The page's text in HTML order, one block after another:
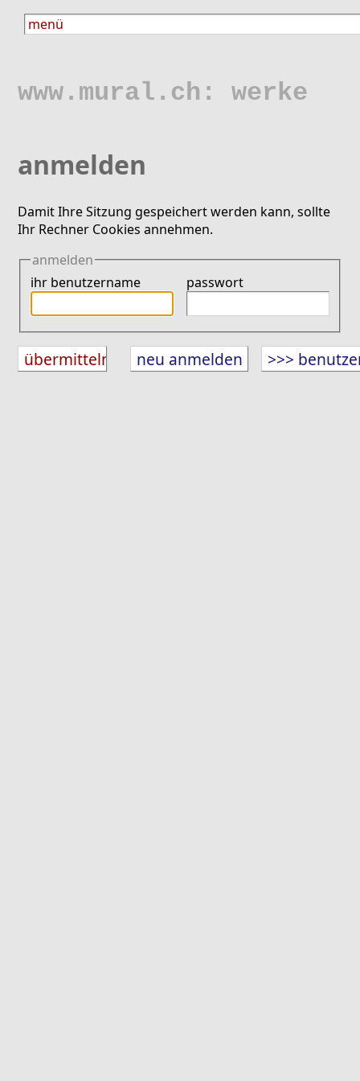
www.mural.ch: werke
anmelden
Damit Ihre Sitzung gespeichert werden kann, sollte
Ihr Rechner Cookies annehmen.
anmelden
ihr benutzername
passwort
neu anmelden >>>